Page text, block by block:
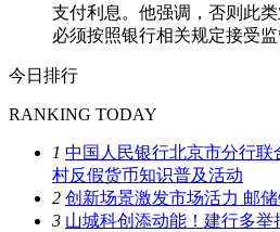
支付利息。他强调，否则此
必须按照银行相关规定接受监
今日排行
RANKING TODAY
1 中国人民银行北京市分行联
村反假货币知识普及活动
2 创新场景激发市场活力 邮
3 山城科创添动能！建行多